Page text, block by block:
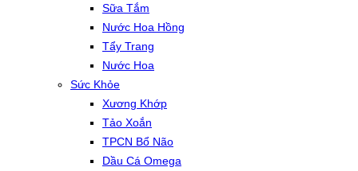
Sữa Tắm
Nước Hoa Hồng
Tẩy Trang
Nước Hoa
Sức Khỏe
Xương Khớp
Tảo Xoắn
TPCN Bổ Não
Dầu Cá Omega